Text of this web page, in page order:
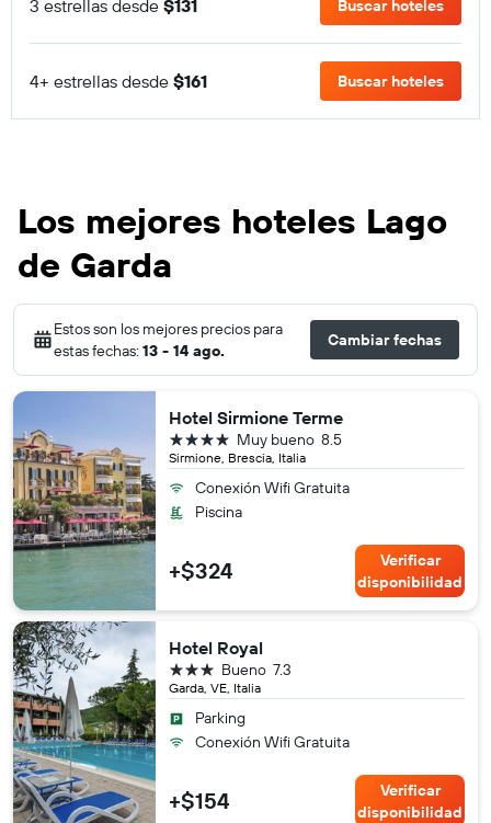
3 estrellas desde $131 Buscar hoteles
4+ estrellas desde $161 Buscar hoteles
Los mejores hoteles Lago
de Garda
Estos son los mejores precios para
estas fechas: 13 - 14 ago.
Cambiar fechas
Hotel Sirmione Terme
Sirmione, Brescia, Italia
8.5
Muy bueno
4 estrellas
Conexión Wifi Gratuita
Piscina
+$324
Verificar
disponibilidad
Hotel Royal
Garda, VE, Italia
7.3
Bueno
3 estrellas
Parking
Conexión Wifi Gratuita
+$154
Verificar
disponibilidad